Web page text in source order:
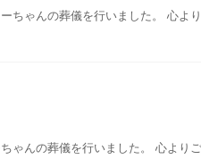
ちゃんの葬儀を行いました。 心よ
ゃんの葬儀を行いました。 心より